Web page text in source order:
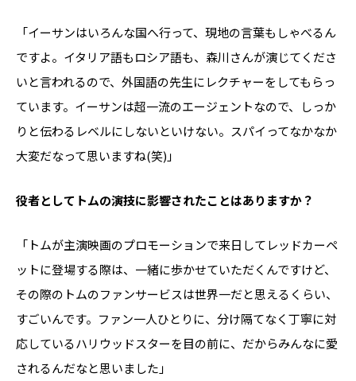
「イーサンはいろんな国へ行って、現地の言葉もしゃべるん
ですよ。イタリア語もロシア語も、森川さんが演じてくださ
いと言われるので、外国語の先生にレクチャーをしてもらっ
ています。イーサンは超一流のエージェントなので、しっか
りと伝わるレベルにしないといけない。スパイってなかなか
大変だなって思いますね(笑)」
――役者としてトムの演技に影響されたことはありますか？
「トムが主演映画のプロモーションで来日してレッドカーペ
ットに登場する際は、一緒に歩かせていただくんですけど、
その際のトムのファンサービスは世界一だと思えるくらい、
すごいんです。ファン一人ひとりに、分け隔てなく丁寧に対
応しているハリウッドスターを目の前に、だからみんなに愛
されるんだなと思いました」